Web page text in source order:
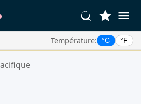
Température: °C °F